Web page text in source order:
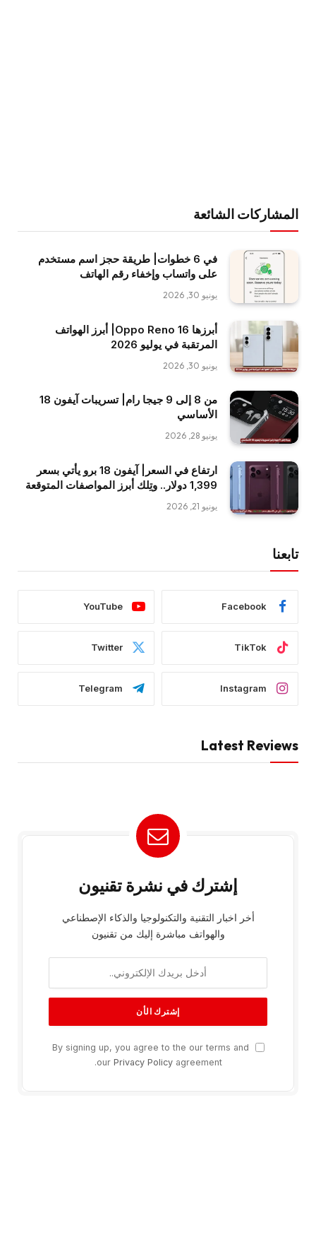
المشاركات الشائعة
في 6 خطوات| طريقة حجز اسم مستخدم
على واتساب وإخفاء رقم الهاتف
يونيو 30, 2026
أبرزها Oppo Reno 16| أبرز الهواتف
المرتقبة في يوليو 2026
يونيو 30, 2026
من 8 إلى 9 جيجا رام| تسريبات آيفون 18
الأساسي
يونيو 28, 2026
ارتفاع في السعر| آيفون 18 برو يأتي بسعر
1,399 دولار.. وتِلك أبرز المواصفات المتوقعة
يونيو 21, 2026
تابعنا
Facebook
YouTube
TikTok
Twitter
Instagram
Telegram
Latest Reviews
إشترك في نشرة تقنيون
أخر اخبار التقنية والتكنولوجيا والذكاء الإصطناعي
والهواتف مباشرة إليك من تقنيون
By signing up, you agree to the our terms and
our Privacy Policyagreement.